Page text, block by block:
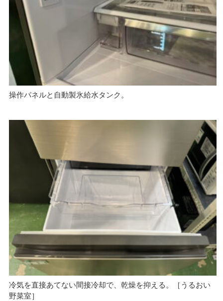
操作パネルと自動製氷給水タンク。
冷気を直接あてない間接冷却で、乾燥を抑える。［うるおい
野菜室］